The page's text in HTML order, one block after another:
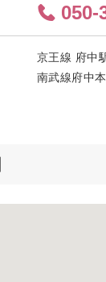
050-
京王線 府
南武線府中